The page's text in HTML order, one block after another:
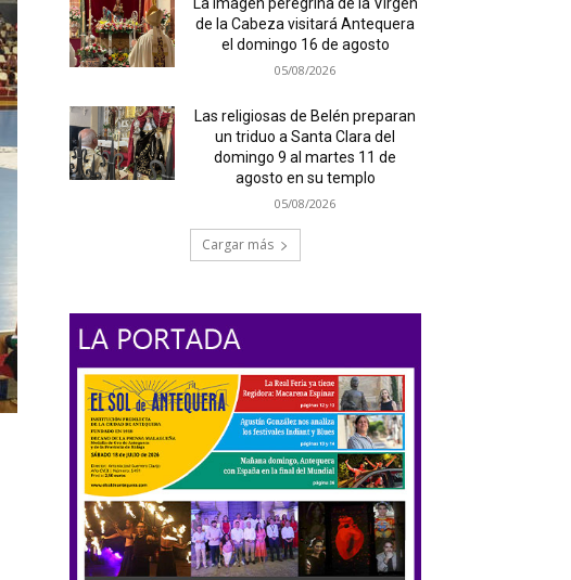
de la Cabeza visitará Antequera
el domingo 16 de agosto
05/08/2026
Las religiosas de Belén preparan
un triduo a Santa Clara del
domingo 9 al martes 11 de
agosto en su templo
05/08/2026
Cargar más